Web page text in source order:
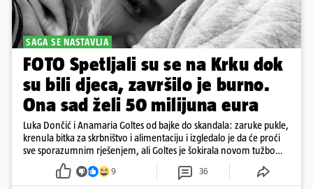
SAGA SE NASTAVLJA
FOTO Spetljali su se na Krku dok
su bili djeca, završilo je burno.
Ona sad želi 50 milijuna eura
Luka Dončić i Anamaria Goltes od bajke do skandala: zaruke pukle,
krenula bitka za skrbništvo i alimentaciju i izgledalo je da će proći
sve sporazumnim rješenjem, ali Goltes je šokirala novom tužbom
u Sloveniji
9 36